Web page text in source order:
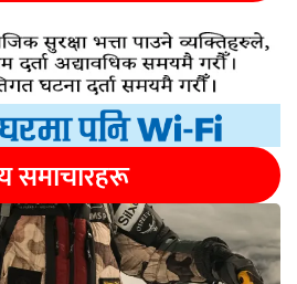
समाचारहरू